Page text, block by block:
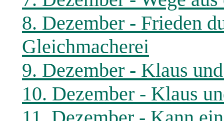
8. Dezember - Frieden
Gleichmacherei
9. Dezember - Klaus
10. Dezember - Klaus